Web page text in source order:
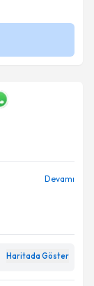
Devamı
Haritada Göster